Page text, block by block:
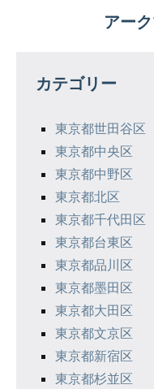
ー
アー
カテゴリー
東京都世田谷区
東京都中央区
東京都中野区
東京都北区
東京都千代田区
東京都台東区
東京都品川区
東京都墨田区
東京都大田区
東京都文京区
東京都新宿区
東京都杉並区